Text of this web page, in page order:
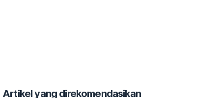
Artikel yang direkomendasikan